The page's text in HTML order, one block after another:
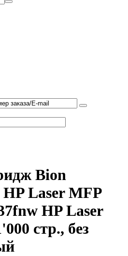
Bion
Laser MFP
HP Laser
стр., без